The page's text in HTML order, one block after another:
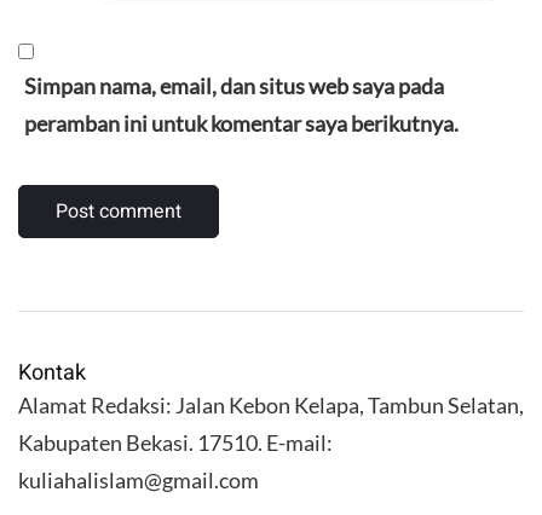
Simpan nama, email, dan situs web saya pada
peramban ini untuk komentar saya berikutnya.
Kontak
Alamat Redaksi: Jalan Kebon Kelapa, Tambun Selatan,
Kabupaten Bekasi. 17510. E-mail:
kuliahalislam@gmail.com